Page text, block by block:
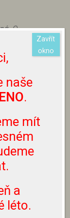
O
nebo
neslouží
naše
.
mít
a
léto.
Zavřít
okno